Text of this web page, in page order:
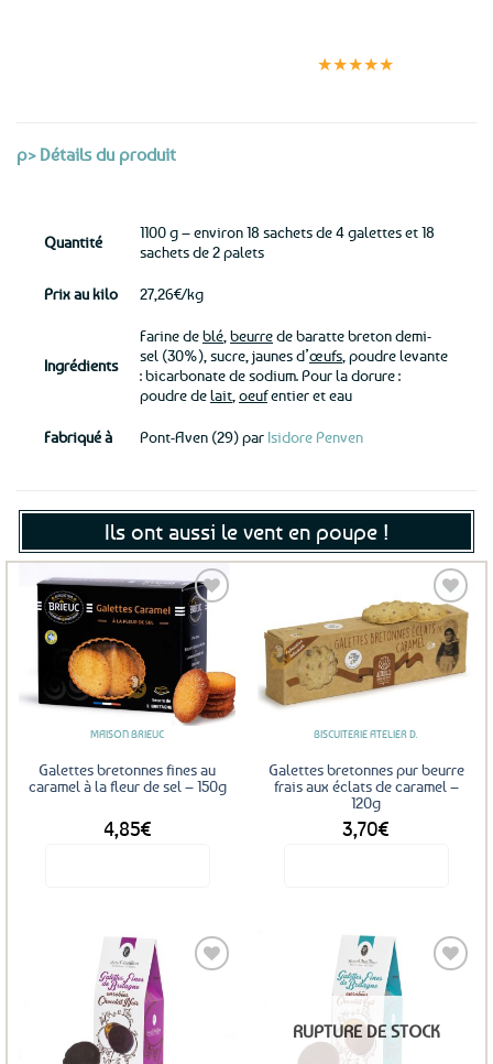
★★★★★
p> Détails du produit
Quantité
1100 g – environ 18 sachets de 4 galettes et 18
sachets de 2 palets
Prix au kilo 27,26€/kg
Ingrédients
Farine deblé beurrede baratte breton demi-
sel (30%), sucre, jaunes d’œufs , poudre levante
: bicarbonate de sodium. Pour la dorure :
poudre delait oeufentier et eau
Fabriqué à Pont-Aven (29) par Isidore Penven
Ils ont aussi le vent en poupe !
Ajouter
aux
favoris
MAISON BRIEUC
Galettes bretonnes fines au
caramel à la fleur de sel – 150g
4,85€
Ajouter
aux
favoris
BISCUITERIE ATELIER D.
Galettes bretonnes pur beurre
frais aux éclats de caramel –
120g
3,70€
Ajouter
aux
RUPTURE DE STOCK